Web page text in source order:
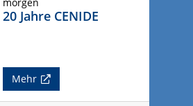
20 Jahre CENIDE
Mehr